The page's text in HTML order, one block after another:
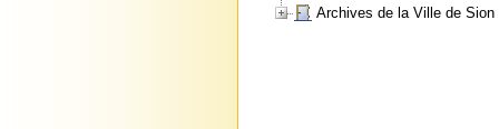
Archives de la Ville de Sion